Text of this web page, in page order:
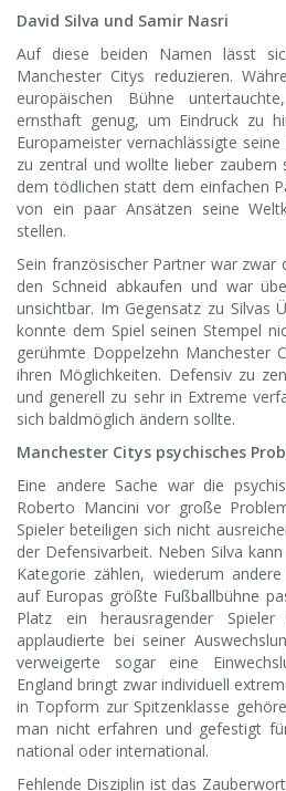
David Silva und Samir Nasri
Auf diese beiden Namen lässt
Manchester Citys reduzieren.
europäischen Bühne
ernsthaft genug, um Eindruck zu
Europameister vernachlässigte
zu zentral und wollte lieber
dem tödlichen statt dem einfachen
von ein paar Ansätzen seine
stellen.
Sein französischer Partner war zwar
den Schneid abkaufen und war
unsichtbar. Im Gegensatz zu Silvas
konnte dem Spiel seinen Stempel
gerühmte Doppelzehn Manchester
ihren Möglichkeiten. Defensiv zu
und generell zu sehr in Extreme
sich baldmöglich ändern sollte.
Manchester Citys psychisches
Eine andere Sache war die
Roberto Mancini vor große
Spieler beteiligen sich nicht
der Defensivarbeit. Neben Silva
Kategorie zählen, wiederum
auf Europas größte Fußballbühne
Platz ein herausragender
applaudierte bei seiner
verweigerte sogar eine
England bringt zwar individuell
in Topform zur Spitzenklasse
man nicht erfahren und gefestigt
national oder international.
Fehlende Disziplin ist das